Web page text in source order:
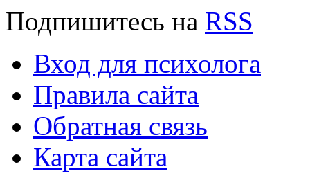
Подпишитесь на RSS
Вход для психолога
Правила сайта
Обратная связь
Карта сайта